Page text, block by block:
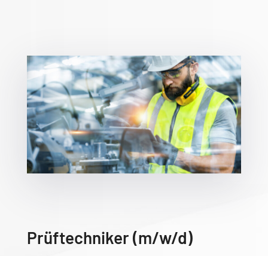
Prüftechniker (m/w/d)